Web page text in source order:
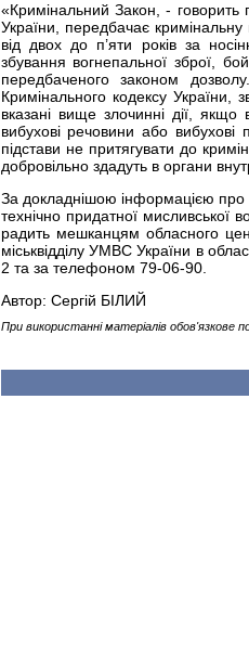
«Кримінальний Закон, - говорить
України, передбачає кримінальну
від двох до п’яти років за
збування вогнепальної зброї,
передбаченого законом
Кримінального кодексу України,
вказані вище злочинні дії,
вибухові речовини або вибухові
підстави не притягувати до
добровільно здадуть в органи
За докладнішою інформацією про
технічно придатної мисливської
радить мешканцям обласного
міськвідділу УМВС України в
2 та за телефоном 79-06-90.
Автор: Сергій БІЛИЙ
При використанні матеріалів обов'язкове